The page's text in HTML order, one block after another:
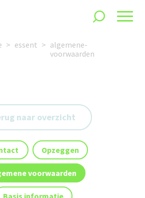
essent
algemene-
voorwaarden
naar overzicht
Opzeggen
voorwaarden
Basis informatie